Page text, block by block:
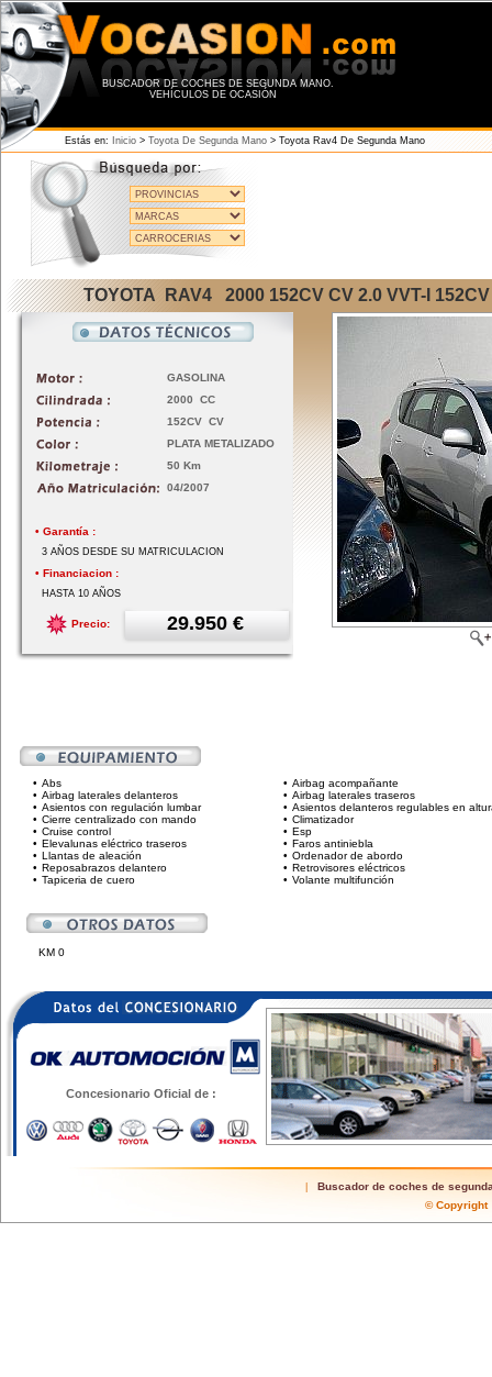
BUSCADOR DE COCHES DE SEGUNDA MANO.
VEHÍCULOS DE OCASIÓN
Estás en: Inicio > Toyota De Segunda Mano > Toyota Rav4 De Segunda Mano
TOYOTA RAV4 2000 152CV CV 2.0 VVT-I
GASOLINA
2000 CC
152CV CV
PLATA METALIZADO
50 Km
04/2007
• Garantía :
3 AÑOS DESDE SU MATRICULACION
• Financiacion :
HASTA 10 AÑOS
Precio: 29.950 €
• Abs • Airbag acompañante
• Airbag laterales delanteros • Airbag laterales traseros
• Asientos con regulación lumbar • Asientos delanteros regulables en
• Cierre centralizado con mando • Climatizador
• Cruise control • Esp
• Elevalunas eléctrico traseros • Faros antiniebla
• Llantas de aleación • Ordenador de abordo
• Reposabrazos delantero • Retrovisores eléctricos
• Tapiceria de cuero • Volante multifunción
KM 0
Concesionario Oficial de :
Buscador de coches de
©